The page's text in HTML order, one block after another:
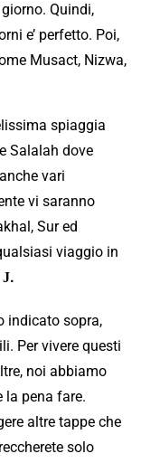
Quindi,
e’ perfetto. Poi,
Musact, Nizwa,
spiaggia
Salalah dove
vari
vi saranno
Sur ed
viaggio in
J.
indicato sopra,
Per vivere questi
noi abbiamo
la pena fare.
altretappe che
solo